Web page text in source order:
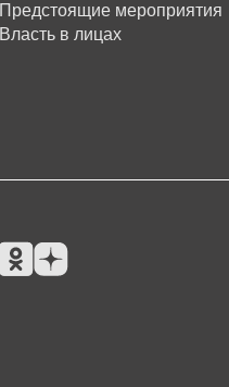
Предстоящие мероприятия
Власть в лицах